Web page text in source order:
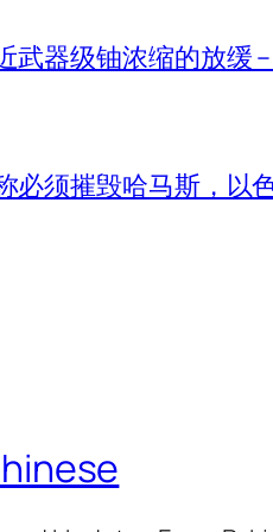
武器级铀浓缩的放缓 –
必须摧毁哈马斯，以